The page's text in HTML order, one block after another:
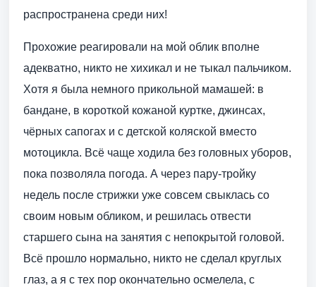
распространена среди них!
Прохожие реагировали на мой облик вполне
адекватно, никто не хихикал и не тыкал пальчиком.
Хотя я была немного прикольной мамашей: в
бандане, в короткой кожаной куртке, джинсах,
чёрных сапогах и с детской коляской вместо
мотоцикла. Всё чаще ходила без головных уборов,
пока позволяла погода. А через пару-тройку
недель после стрижки уже совсем свыклась со
своим новым обликом, и решилась отвести
старшего сына на занятия с непокрытой головой.
Всё прошло нормально, никто не сделал круглых
глаз, а я с тех пор окончательно осмелела, с